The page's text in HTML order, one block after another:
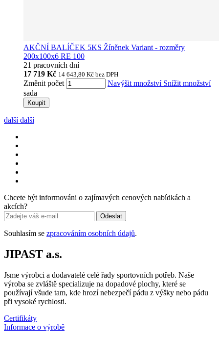
AKČNÍ BALÍČEK 5KS Žíněnek Variant - rozměry
200x100x6 RE 100
21 pracovních dní
17 719 Kč 14 643,80 Kč bez DPH
Změnit počet Navýšit množství Snížit množství
sada
Koupit
další další
Chcete být informováni o zajímavých cenových nabídkách a
akcích?
Odeslat
Souhlasím se zpracováním osobních údajů.
JIPAST a.s.
Jsme výrobci a dodavatelé celé řady sportovních potřeb. Naše
výroba se zvláště specializuje na dopadové plochy, které se
používají všude tam, kde hrozí nebezpečí pádu z výšky nebo pádu
při vysoké rychlosti.
Certifikáty
Informace o výrobě